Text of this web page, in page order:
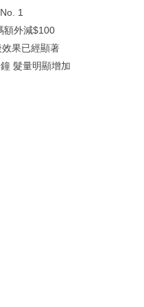
1
額外減$100
果已經顯著
髮量明顯增加